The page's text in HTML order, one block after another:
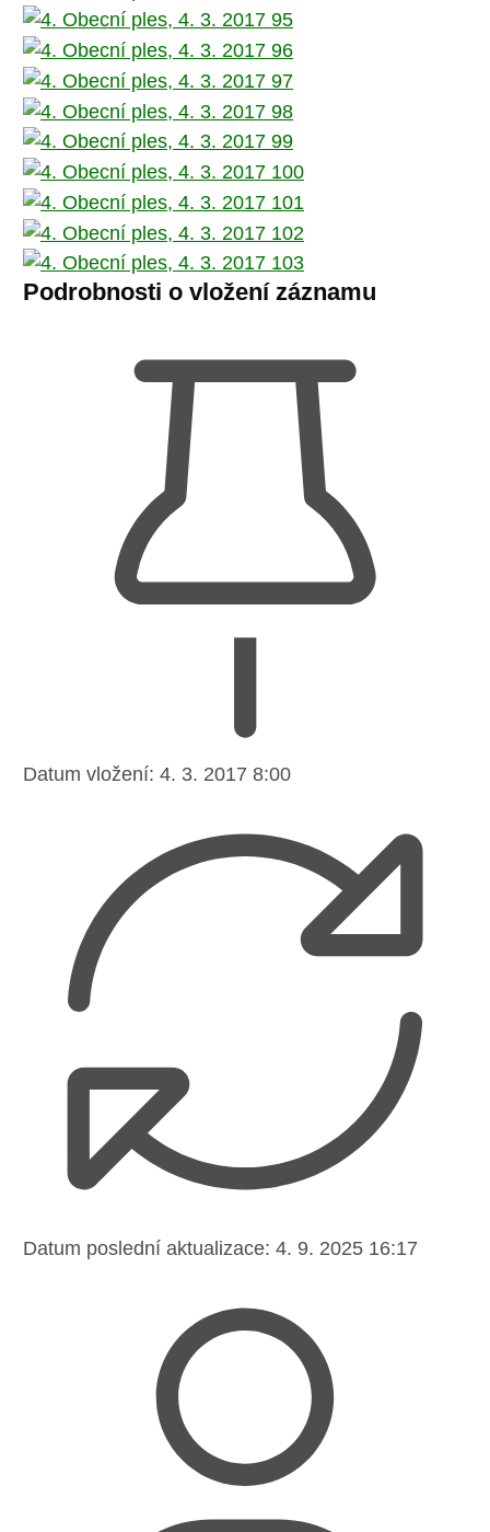
Podrobnosti o vložení záznamu
Datum vložení: 4. 3. 2017 8:00
Datum poslední aktualizace: 4. 9. 2025 16:17